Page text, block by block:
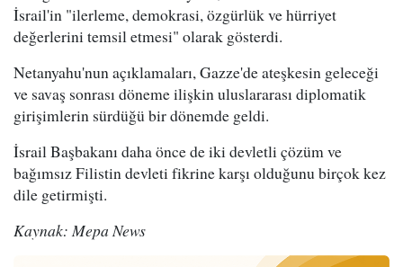
İsrail'in "ilerleme, demokrasi, özgürlük ve hürriyet
değerlerini temsil etmesi" olarak gösterdi.
Netanyahu'nun açıklamaları, Gazze'de ateşkesin geleceği
ve savaş sonrası döneme ilişkin uluslararası diplomatik
girişimlerin sürdüğü bir dönemde geldi.
İsrail Başbakanı daha önce de iki devletli çözüm ve
bağımsız Filistin devleti fikrine karşı olduğunu birçok kez
dile getirmişti.
Kaynak: Mepa News